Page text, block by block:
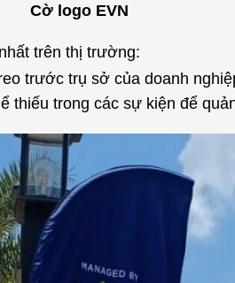
Cờ logo EVN
trên thị trường:
trước trụ sở của doanh
thiếu trong các sự kiện để